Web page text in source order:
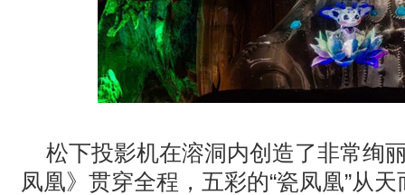
松下投影机在溶洞内创造了非常绚
凤凰》贯穿全程，五彩的“瓷凤凰”从